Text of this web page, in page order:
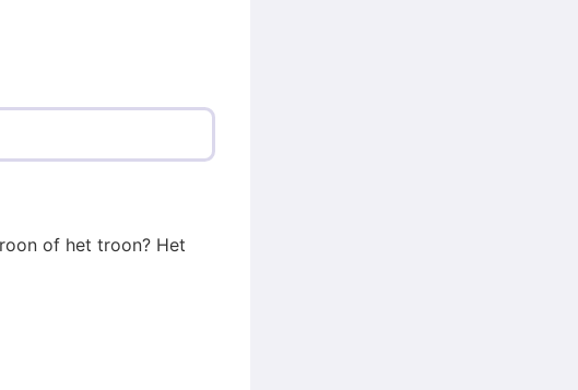
of het troon? Het